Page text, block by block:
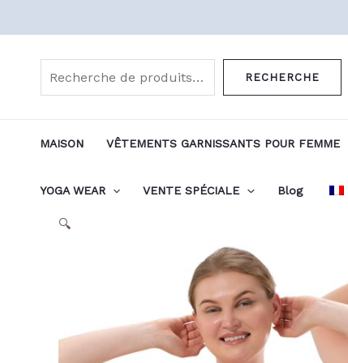
RECHERCHE
MAISON VÊTEMENTS GARNISSANTS POUR FEMME
YOGA WEAR VENTE SPÉCIALE Blog
🔍